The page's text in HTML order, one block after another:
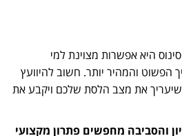
היא אפשרות מצוינת למי
הפשוט והמהיר יותר. חשוב להיוועץ
את מצב הלסת שלכם ויקבע את
והסביבה מחפשים פתרון מקצועי